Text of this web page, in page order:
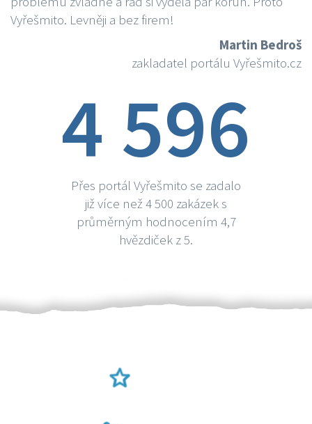
Vyřešmito. Levněji a bez firem!
Martin Bedroš
zakladatel portálu Vyřešmito.cz
4 596
Přes portál Vyřešmito se zadalo
již více než 4 500 zakázek s
průměrným hodnocením 4,7
hvězdiček z 5.